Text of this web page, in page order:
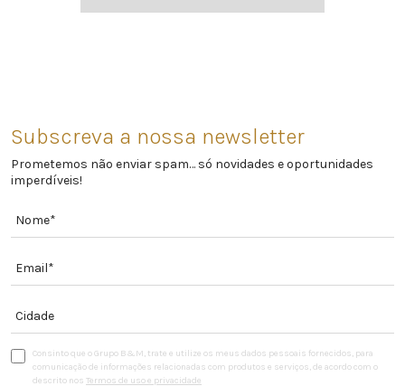
Subscreva a nossa newsletter
Prometemos não enviar spam… só novidades e oportunidades
imperdíveis!
Consinto que o Grupo B&M, trate e utilize os meus dados pessoais fornecidos, para
comunicação de informações relacionadas com produtos e serviços, de acordo com o
descrito nos Termos de uso e privacidade